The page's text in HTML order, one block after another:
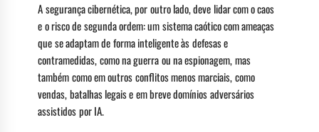
A segurança cibernética, por outro lado, deve lidar com o caos
e o risco de segunda ordem: um sistema caótico com ameaças
que se adaptam de forma inteligente às defesas e
contramedidas, como na guerra ou na espionagem, mas
também como em outros conflitos menos marciais, como
vendas, batalhas legais e em breve domínios adversários
assistidos por IA.